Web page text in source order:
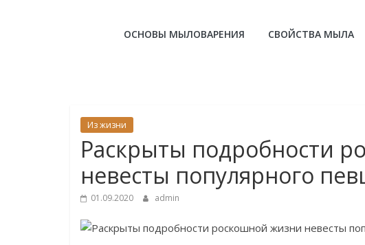
Милотто
ОСНОВЫ МЫЛОВАРЕНИЯ СВОЙСТВА МЫЛА
Из жизни
Раскрыты подробности
невесты популярного
01.09.2020 admin